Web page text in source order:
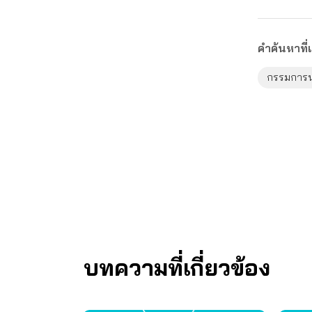
คำค้นหาที่
กรรมการ
บทความที่เกี่ยวข้อง